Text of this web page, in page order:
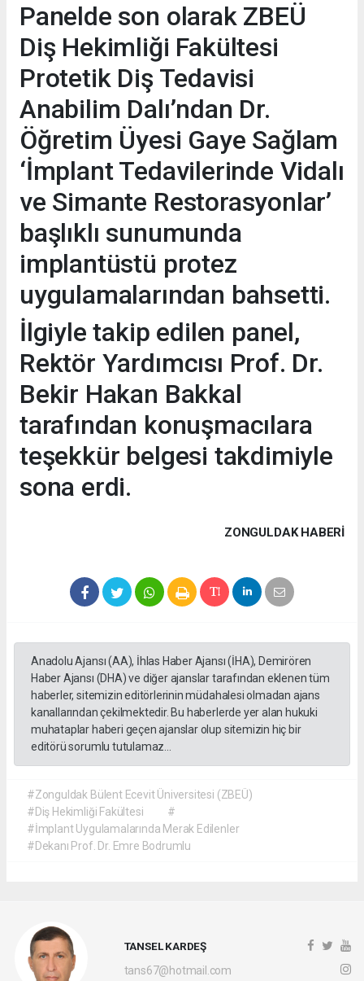
Panelde son olarak ZBEÜ
Diş Hekimliği Fakültesi
Protetik Diş Tedavisi
Anabilim Dalı’ndan Dr.
Öğretim Üyesi Gaye Sağlam
‘İmplant Tedavilerinde Vidalı
ve Simante Restorasyonlar’
başlıklı sunumunda
implantüstü protez
uygulamalarından bahsetti.
İlgiyle takip edilen panel,
Rektör Yardımcısı Prof. Dr.
Bekir Hakan Bakkal
tarafından konuşmacılara
teşekkür belgesi takdimiyle
sona erdi.
ZONGULDAK HABERİ
Anadolu Ajansı (AA), İhlas Haber Ajansı (İHA), Demirören
Haber Ajansı (DHA) ve diğer ajanslar tarafından eklenen tüm
haberler, sitemizin editörlerinin müdahalesi olmadan ajans
kanallarından çekilmektedir. Bu haberlerde yer alan hukuki
muhataplar haberi geçen ajanslar olup sitemizin hiç bir
editörü sorumlu tutulamaz...
#Zonguldak Bülent Ecevit Üniversitesi (ZBEÜ)
#Diş Hekimliği Fakültesi
#
#İmplant Uygulamalarında Merak Edilenler
#Dekanı Prof. Dr. Emre Bodrumlu
TANSEL KARDEŞ
tans67@hotmail.com